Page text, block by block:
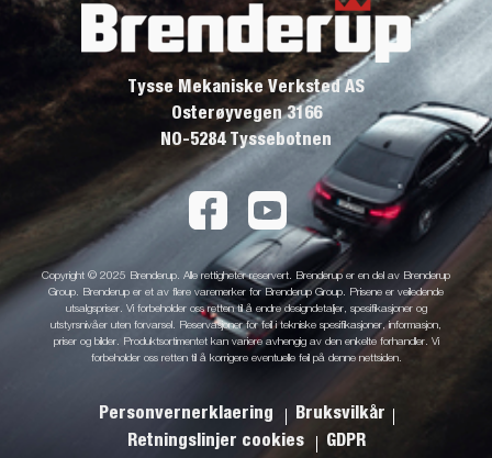
Tysse Mekaniske Verksted AS
Osterøyvegen 3166
NO-5284 Tyssebotnen
Copyright © 2025 Brenderup. Alle rettigheter reservert. Brenderup er en del av Brenderup
Group. Brenderup er et av flere varemerker for Brenderup Group. Prisene er veiledende
utsalgspriser. Vi forbeholder oss retten til å endre designdetaljer, spesifikasjoner og
utstyrsnivåer uten forvarsel. Reservasjoner for feil i tekniske spesifikasjoner, informasjon,
priser og bilder. Produktsortimentet kan variere avhengig av den enkelte forhandler. Vi
forbeholder oss retten til å korrigere eventuelle feil på denne nettsiden.
Personvernerklaering
Bruksvilkår
Retningslinjer cookies
GDPR